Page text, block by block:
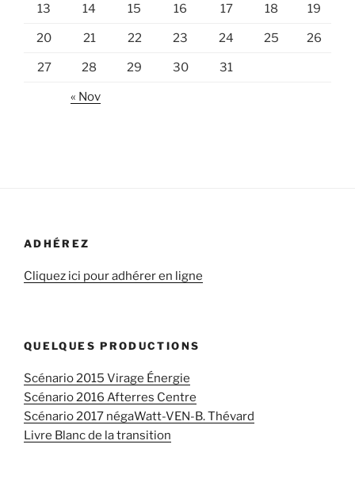
13 14 15 16 17 18 19
20 21 22 23 24 25 26
27 28 29 30 31
« Nov
ADHÉREZ
Cliquez ici pour adhérer en ligne
QUELQUES PRODUCTIONS
Scénario 2015 Virage Énergie
Scénario 2016 Afterres Centre
Scénario 2017 négaWatt-VEN-B. Thévard
Livre Blanc de la transition